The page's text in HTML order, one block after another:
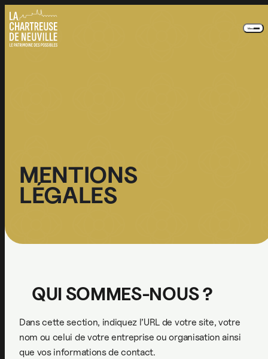
Menu
MENTIONS
LÉGALES
QUI SOMMES-NOUS ?
Dans cette section, indiquez l’URL de votre site, votre
nom ou celui de votre entreprise ou organisation ainsi
que vos informations de contact.
Panneau de gestion des cookies